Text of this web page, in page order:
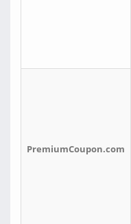
PremiumCoupon.com